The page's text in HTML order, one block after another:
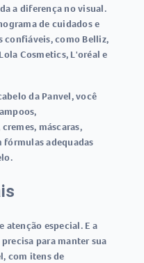
a diferença no visual.
de cuidados e
confiáveis, como Belliz,
Cosmetics, L'oréal e
da Panvel, você
máscaras,
adequadas
atenção especial. E a
para manter sua
com itens de